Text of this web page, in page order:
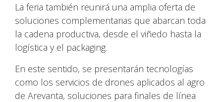
La feria también reunirá una amplia oferta de
soluciones complementarias que abarcan toda
la cadena productiva, desde el viñedo hasta la
logística y el packaging.
En este sentido, se presentarán tecnologías
como los servicios de drones aplicados al agro
de Arevanta, soluciones para finales de línea